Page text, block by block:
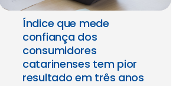
Índice que mede
confiança dos
consumidores
catarinenses tem pior
resultado em três anos